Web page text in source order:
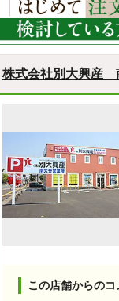
株式会社別大興産
この店舗からのコ